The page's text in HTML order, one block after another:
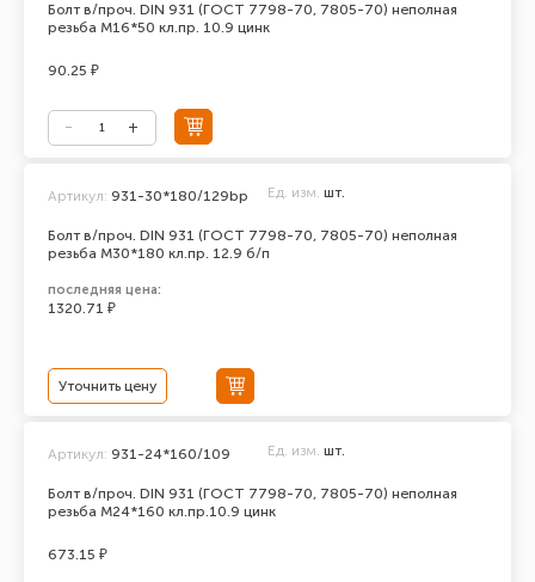
Болт в/проч. DIN 931 (ГОСТ 7798-70, 7805-70) неполная
резьба М16*50 кл.пр. 10.9 цинк
90.25 ₽
Болт в/проч. DIN 931 (ГОСТ 7798-70, 7805-70) неполная
резьба М30*180 кл.пр. 12.9 б/п
Артикул: 931-30*180/129bp Ед. изм. шт.
последняя цена:
1320.71 ₽
Уточнить цену
Болт в/проч. DIN 931 (ГОСТ 7798-70, 7805-70) неполная
резьба М24*160 кл.пр.10.9 цинк
Артикул: 931-24*160/109 Ед. изм. шт.
673.15 ₽